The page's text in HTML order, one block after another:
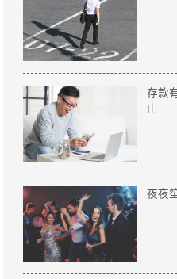
存款
山
夜夜